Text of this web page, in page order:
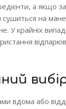
а якщо
на
У крайніх
вдома або